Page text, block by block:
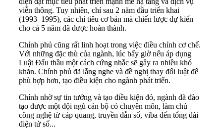
viễn thông. Tuy nhiên, chỉ sau 2 năm đầu triển khai
(1993–1995), các chỉ tiêu cơ bản mà chiến lược dự kiến
cho cả 5 năm đã được hoàn thành.
Chính phủ cũng rất linh hoạt trong việc điều chỉnh cơ chế.
Với những đặc thù của ngành, lúc bấy giờ nếu áp dụng
Luật Đấu thầu một cách cứng nhắc sẽ gây ra nhiều khó
khăn. Chính phủ đã lắng nghe và đề nghị thay đổi luật để
phù hợp hơn, tạo điều kiện cho ngành phát triển.
Chính nhờ sự tin tưởng và tạo điều kiện đó, ngành đã đào
tạo được một đội ngũ cán bộ có chuyên môn, làm chủ
công nghệ từ cáp quang, truyền dẫn số, viba đến tổng đài
điện tử số...